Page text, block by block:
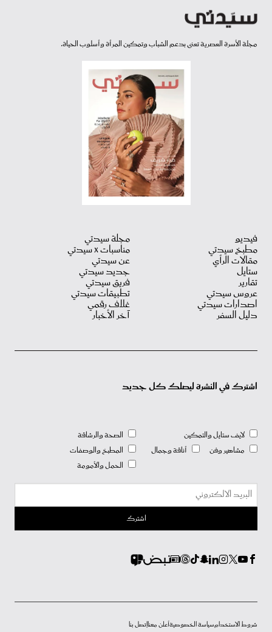
مجلة الأسرة العصرية تعنى بدعم الشباب وتمكين المرأة وأسلوب الحياة.
فيديو
مطبخ سيدتي
مقالات الرأي
ستايل
تقارير
عروس سيدتي
اصدارات سيدتي
دليل السفر
مجلة سيدتي
مناسبات X سيدتي
عن سيدتي
جديد سيدتي
فريق سيدتي
تطبيقات سيدتي
غلاف رقمي
آخر الأخبار
اشترك في النشرة ليصلك كل جديد
لايف ستايل والتمكين
مشاهير وفن
أناقة وجمال
الصحة والرشاقة
المطبخ والوصفات
الحمل والأمومة
شروط الاستخدامسياسة الخصوصيةأعلن معناإتصل بنا